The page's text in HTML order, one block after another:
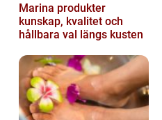
Marina produkter
kunskap, kvalitet och
hållbara val längs kusten